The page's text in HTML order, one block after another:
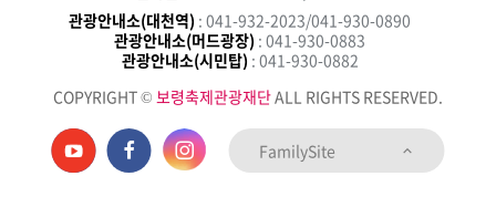
관광안내소(대천역) : 041-932-2023/041-930-0890
관광안내소(머드광장) : 041-930-0883
관광안내소(시민탑) : 041-930-0882
COPYRIGHT © 보령축제관광재단ALL RIGHTS RESERVED.
FamilySite